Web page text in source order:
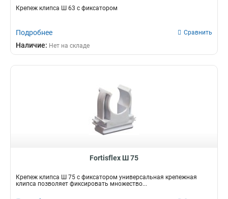
Крепеж клипса Ш 63 с фиксатором
Подробнее Сравнить
Наличие: Нет на складе
Fortisflex Ш 75
Крепеж клипса Ш 75 с фиксатором универсальная крепежная
клипса позволяет фиксировать множество...